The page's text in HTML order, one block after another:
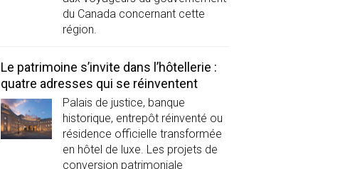
du Canada concernant cette
région.
Le patrimoine s’invite dans l’hôtellerie :
quatre adresses qui se réinventent
Palais de justice, banque
historique, entrepôt réinventé ou
résidence officielle transformée
en hôtel de luxe. Les projets de
conversion patrimoniale